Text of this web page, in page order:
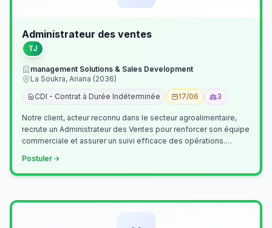
Administrateur des ventes
TJ
management Solutions & Sales Development
La Soukra, Ariana (2036)
CDI - Contrat à Durée Indéterminée
17/06 3
Notre client, acteur reconnu dans le secteur agroalimentaire,
recrute un Administrateur des Ventes pour renforcer son équipe
commerciale et assurer un suivi efficace des opérations.
Postuler